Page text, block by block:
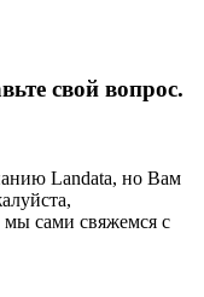
свой вопрос.
Landata, но Вам
сами свяжемся с